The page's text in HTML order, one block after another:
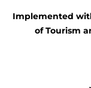
Implemented
of Tourism